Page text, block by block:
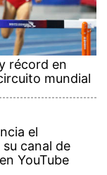
récord en
mundial
el
canal de
YouTube